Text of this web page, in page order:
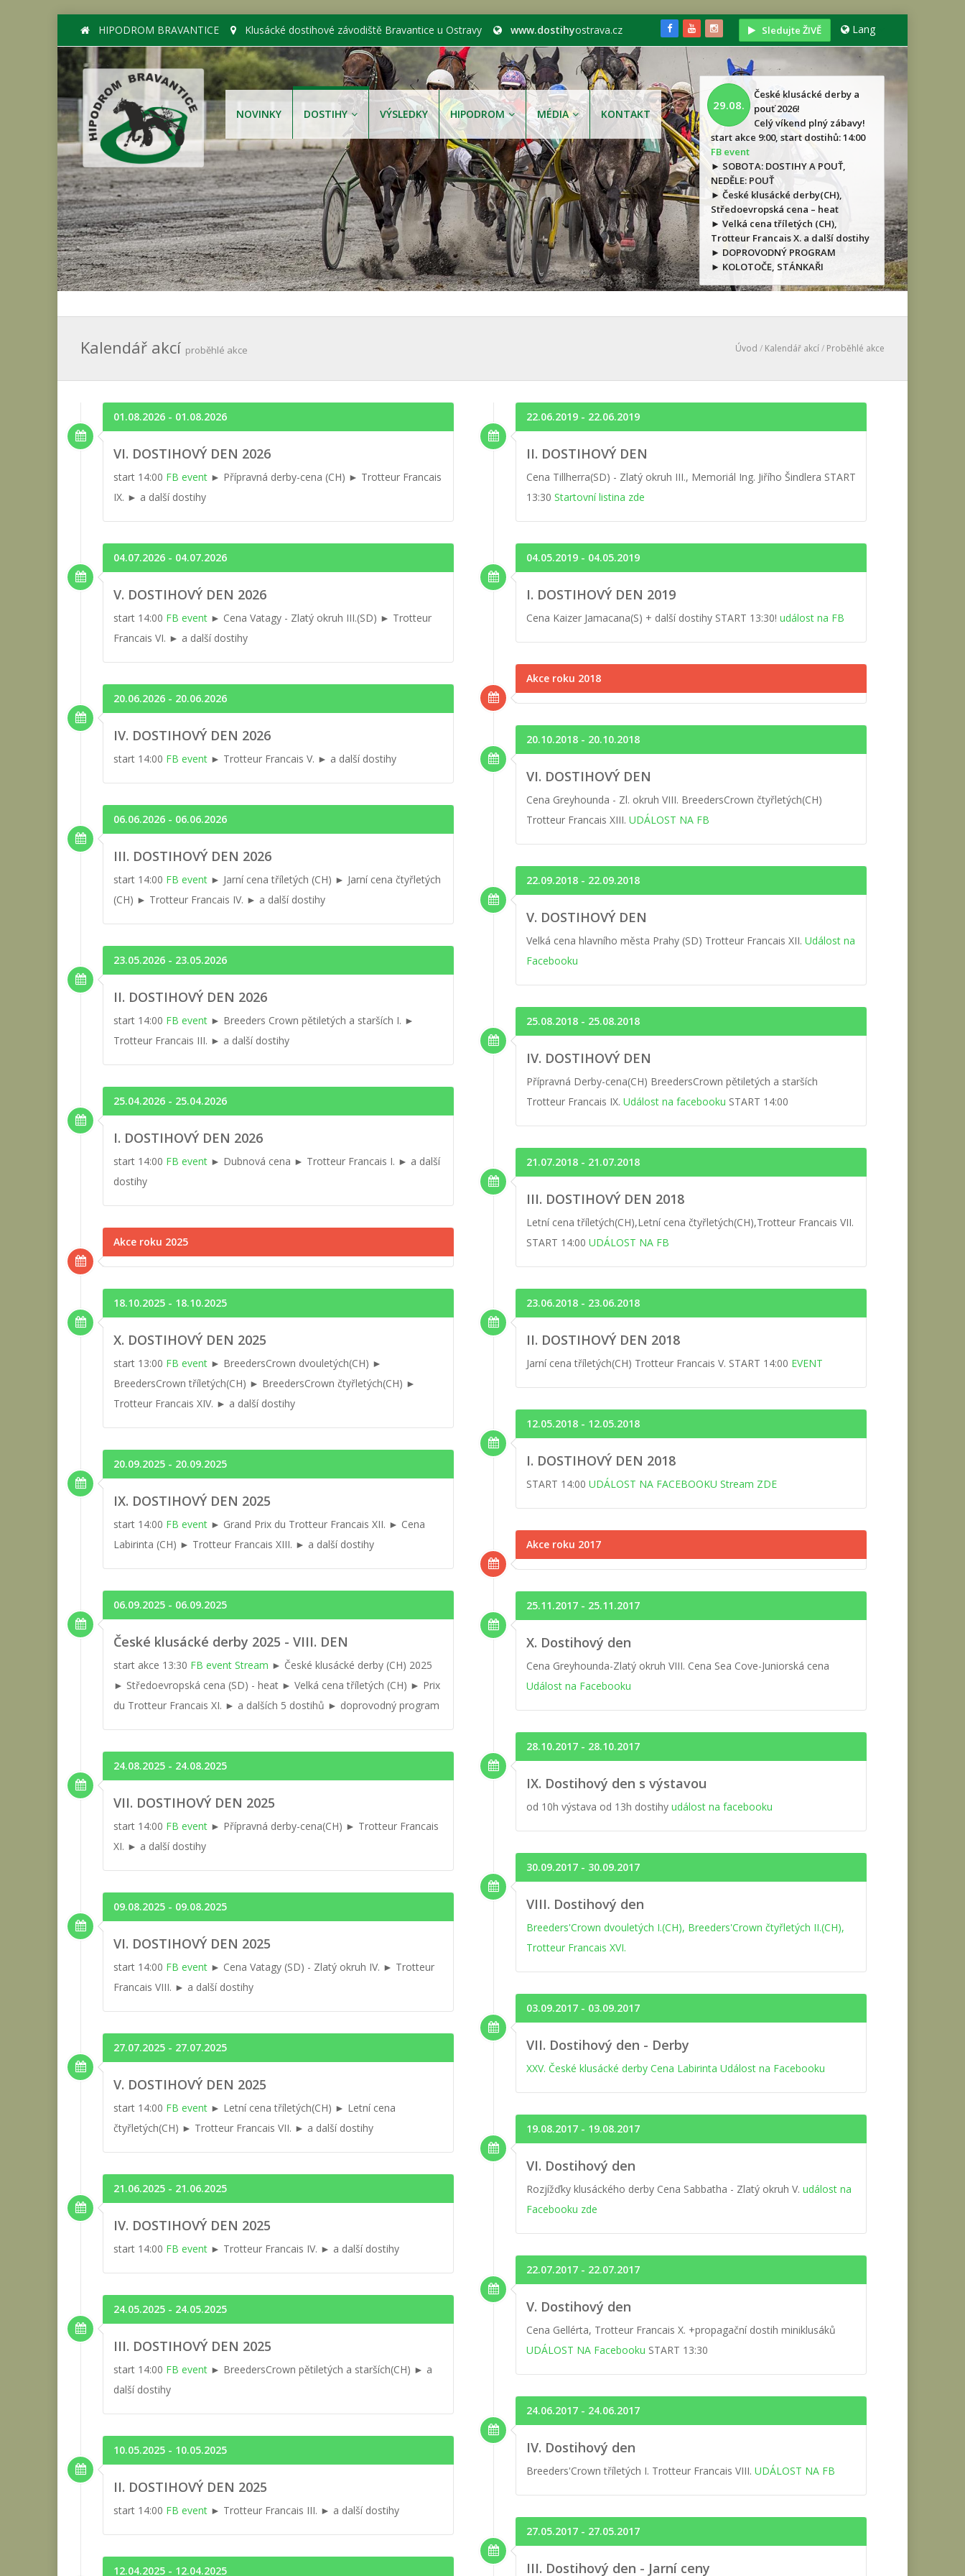
HIPODROM BRAVANTICE Klusácké dostihové závodiště Bravantice u Ostravy www.dostihyostrava.cz Sledujte ŽIVĚ Lang
NOVINKY DOSTIHY VÝSLEDKY HIPODROM MÉDIA KONTAKT
29.08.
České klusácké derby a
pouť 2026!
Celý víkend plný zábavy!
start akce 9:00, start dostihů: 14:00
FB event
► SOBOTA: DOSTIHY A POUŤ,
NEDĚLE: POUŤ
► České klusácké derby(CH),
Středoevropská cena – heat
► Velká cena tříletých (CH),
Trotteur Francais X. a další dostihy
► DOPROVODNÝ PROGRAM
► KOLOTOČE, STÁNKAŘI
Kalendář akcí proběhlé akce Úvod / Kalendář akcí/ Proběhlé akce
01.08.2026 - 01.08.2026
VI. DOSTIHOVÝ DEN 2026
start 14:00 FB event ► Přípravná derby-cena (CH) ► Trotteur Francais
IX. ► a další dostihy
04.07.2026 - 04.07.2026
V. DOSTIHOVÝ DEN 2026
start 14:00 FB event ► Cena Vatagy - Zlatý okruh III.(SD) ► Trotteur
Francais VI. ► a další dostihy
20.06.2026 - 20.06.2026
IV. DOSTIHOVÝ DEN 2026
start 14:00 FB event ► Trotteur Francais V. ► a další dostihy
06.06.2026 - 06.06.2026
III. DOSTIHOVÝ DEN 2026
start 14:00 FB event ► Jarní cena tříletých (CH) ► Jarní cena čtyřletých
(CH) ► Trotteur Francais IV. ► a další dostihy
23.05.2026 - 23.05.2026
II. DOSTIHOVÝ DEN 2026
start 14:00 FB event ► Breeders Crown pětiletých a starších I. ►
Trotteur Francais III. ► a další dostihy
25.04.2026 - 25.04.2026
I. DOSTIHOVÝ DEN 2026
start 14:00 FB event ► Dubnová cena ► Trotteur Francais I. ► a další
dostihy
Akce roku 2025
18.10.2025 - 18.10.2025
X. DOSTIHOVÝ DEN 2025
start 13:00 FB event ► BreedersCrown dvouletých(CH) ►
BreedersCrown tříletých(CH) ► BreedersCrown čtyřletých(CH) ►
Trotteur Francais XIV. ► a další dostihy
20.09.2025 - 20.09.2025
IX. DOSTIHOVÝ DEN 2025
start 14:00 FB event ► Grand Prix du Trotteur Francais XII. ► Cena
Labirinta (CH) ► Trotteur Francais XIII. ► a další dostihy
06.09.2025 - 06.09.2025
České klusácké derby 2025 - VIII. DEN
start akce 13:30 FB event Stream ► České klusácké derby (CH) 2025
► Středoevropská cena (SD) - heat ► Velká cena tříletých (CH) ► Prix
du Trotteur Francais XI. ► a dalších 5 dostihů ► doprovodný program
24.08.2025 - 24.08.2025
VII. DOSTIHOVÝ DEN 2025
start 14:00 FB event ► Přípravná derby-cena(CH) ► Trotteur Francais
XI. ► a další dostihy
09.08.2025 - 09.08.2025
VI. DOSTIHOVÝ DEN 2025
start 14:00 FB event ► Cena Vatagy (SD) - Zlatý okruh IV. ► Trotteur
Francais VIII. ► a další dostihy
27.07.2025 - 27.07.2025
V. DOSTIHOVÝ DEN 2025
start 14:00 FB event ► Letní cena tříletých(CH) ► Letní cena
čtyřletých(CH) ► Trotteur Francais VII. ► a další dostihy
21.06.2025 - 21.06.2025
IV. DOSTIHOVÝ DEN 2025
start 14:00 FB event ► Trotteur Francais IV. ► a další dostihy
24.05.2025 - 24.05.2025
III. DOSTIHOVÝ DEN 2025
start 14:00 FB event ► BreedersCrown pětiletých a starších(CH) ► a
další dostihy
10.05.2025 - 10.05.2025
II. DOSTIHOVÝ DEN 2025
start 14:00 FB event ► Trotteur Francais III. ► a další dostihy
12.04.2025 - 12.04.2025
22.06.2019 - 22.06.2019
II. DOSTIHOVÝ DEN
Cena Tillherra(SD) - Zlatý okruh III., Memoriál Ing. Jiřího Šindlera START
13:30 Startovní listina zde
04.05.2019 - 04.05.2019
I. DOSTIHOVÝ DEN 2019
Cena Kaizer Jamacana(S) + další dostihy START 13:30! událost na FB
Akce roku 2018
20.10.2018 - 20.10.2018
VI. DOSTIHOVÝ DEN
Cena Greyhounda - Zl. okruh VIII. BreedersCrown čtyřletých(CH)
Trotteur Francais XIII. UDÁLOST NA FB
22.09.2018 - 22.09.2018
V. DOSTIHOVÝ DEN
Velká cena hlavního města Prahy (SD) Trotteur Francais XII. Událost na
Facebooku
25.08.2018 - 25.08.2018
IV. DOSTIHOVÝ DEN
Přípravná Derby-cena(CH) BreedersCrown pětiletých a starších
Trotteur Francais IX. Událost na facebooku START 14:00
21.07.2018 - 21.07.2018
III. DOSTIHOVÝ DEN 2018
Letní cena tříletých(CH),Letní cena čtyřletých(CH),Trotteur Francais VII.
START 14:00 UDÁLOST NA FB
23.06.2018 - 23.06.2018
II. DOSTIHOVÝ DEN 2018
Jarní cena tříletých(CH) Trotteur Francais V. START 14:00 EVENT
12.05.2018 - 12.05.2018
I. DOSTIHOVÝ DEN 2018
START 14:00 UDÁLOST NA FACEBOOKU Stream ZDE
Akce roku 2017
25.11.2017 - 25.11.2017
X. Dostihový den
Cena Greyhounda-Zlatý okruh VIII. Cena Sea Cove-Juniorská cena
Událost na Facebooku
28.10.2017 - 28.10.2017
IX. Dostihový den s výstavou
od 10h výstava od 13h dostihy událost na facebooku
30.09.2017 - 30.09.2017
VIII. Dostihový den
Breeders'Crown dvouletých I.(CH), Breeders'Crown čtyřletých II.(CH),
Trotteur Francais XVI.
03.09.2017 - 03.09.2017
VII. Dostihový den - Derby
XXV. České klusácké derby Cena Labirinta Událost na Facebooku
19.08.2017 - 19.08.2017
VI. Dostihový den
Rozjížďky klusáckého derby Cena Sabbatha - Zlatý okruh V. událost na
Facebooku zde
22.07.2017 - 22.07.2017
V. Dostihový den
Cena Gellérta, Trotteur Francais X. +propagační dostih miniklusáků
UDÁLOST NA Facebooku START 13:30
24.06.2017 - 24.06.2017
IV. Dostihový den
Breeders'Crown tříletých I. Trotteur Francais VIII. UDÁLOST NA FB
27.05.2017 - 27.05.2017
III. Dostihový den - Jarní ceny